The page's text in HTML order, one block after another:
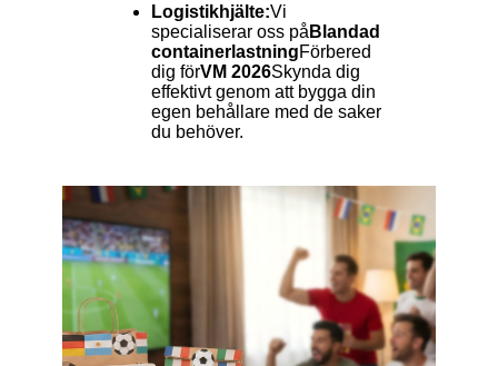
Logistikhjälte:Vi
specialiserar oss på Blandad
containerlastningFörbered
dig förVM 2026Skynda dig
effektivt genom att bygga din
egen behållare med de saker
du behöver.